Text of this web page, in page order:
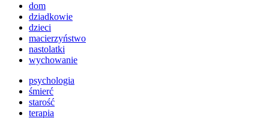
dom
dziadkowie
dzieci
macierzyństwo
nastolatki
wychowanie
psychologia
śmierć
starość
terapia